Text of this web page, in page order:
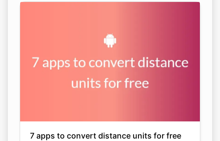
7 apps to convert distance units for free